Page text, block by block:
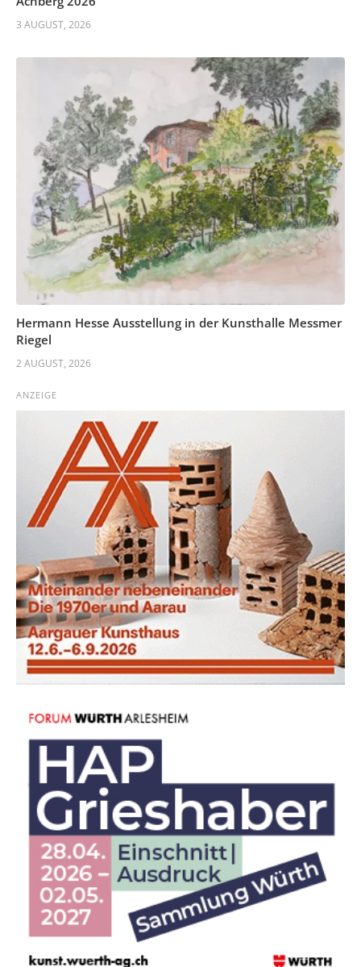
3 AUGUST, 2026
Hermann Hesse Ausstellung in der Kunsthalle Messmer
Riegel
2 AUGUST, 2026
ANZEIGE